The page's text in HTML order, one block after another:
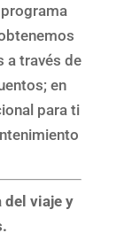
a través de
en
para ti
del viaje y